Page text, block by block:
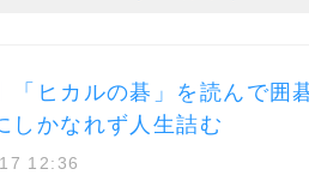
「ヒカルの碁」を読んで囲
しかなれず人生詰む
12:36